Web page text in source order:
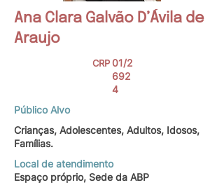
Ana Clara Galvão D’Ávila de
Araujo
CRP01/2
692
4
Público Alvo
Crianças, Adolescentes, Adultos, Idosos,
Famílias.
Local de atendimento
Espaço próprio, Sede da ABP